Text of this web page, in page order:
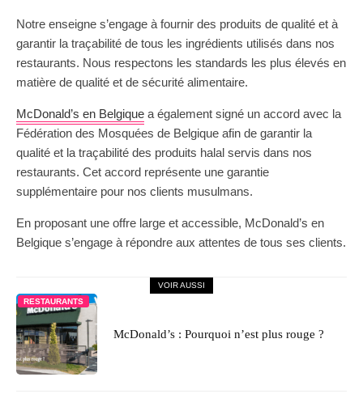
Notre enseigne s’engage à fournir des produits de qualité et à
garantir la traçabilité de tous les ingrédients utilisés dans nos
restaurants. Nous respectons les standards les plus élevés en
matière de qualité et de sécurité alimentaire.
McDonald’s en Belgique a également signé un accord avec la
Fédération des Mosquées de Belgique afin de garantir la
qualité et la traçabilité des produits halal servis dans nos
restaurants. Cet accord représente une garantie
supplémentaire pour nos clients musulmans.
En proposant une offre large et accessible, McDonald’s en
Belgique s’engage à répondre aux attentes de tous ses clients.
VOIR AUSSI
RESTAURANTS
McDonald’s : Pourquoi n’est plus rouge ?